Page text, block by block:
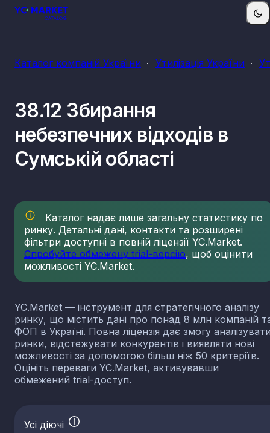
Каталог компаній України Утилізація України
38.12 Збирання
небезпечних відходів в
Сумській області
Каталог надає лише загальну статистику по
ринку. Детальні дані, контакти та розширені
фільтри доступні в повній ліцензії YC.Market.
Спробуйте обмежену trial-версію, щоб оцінити
можливості YC.Market.
YC.Market — інструмент для стратегічного аналізу
ринку, що містить дані про понад 8 млн компаній
ФОП в Україні. Повна ліцензія дає змогу
ринки, відстежувати конкурентів і виявляти нові
можливості за допомогою більш ніж 50 критеріїв.
Оцініть переваги YC.Market, активувавши
обмежений trial-доступ.
Усі діючі